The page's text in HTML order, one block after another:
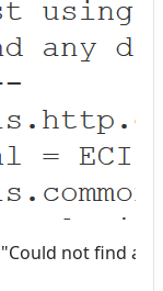
not find